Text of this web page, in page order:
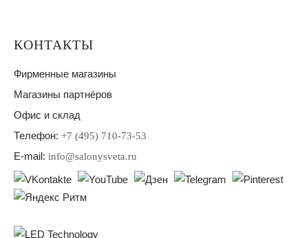
КОНТАКТЫ
Фирменные магазины
Магазины партнёров
Офис и склад
Телефон: +7 (495) 710-73-53
E-mail: info@salonysveta.ru